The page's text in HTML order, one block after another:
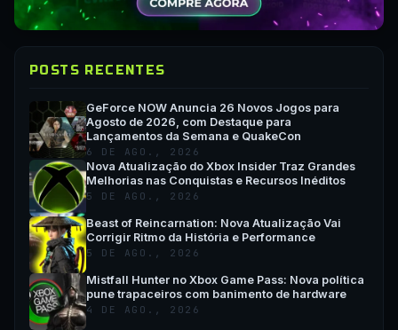
POSTS RECENTES
GeForce NOW Anuncia 26 Novos Jogos para
Agosto de 2026, com Destaque para
Lançamentos da Semana e QuakeCon
6 DE AGO., 2026
Nova Atualização do Xbox Insider Traz Grandes
Melhorias nas Conquistas e Recursos Inéditos
5 DE AGO., 2026
Beast of Reincarnation: Nova Atualização Vai
Corrigir Ritmo da História e Performance
5 DE AGO., 2026
Mistfall Hunter no Xbox Game Pass: Nova política
pune trapaceiros com banimento de hardware
4 DE AGO., 2026